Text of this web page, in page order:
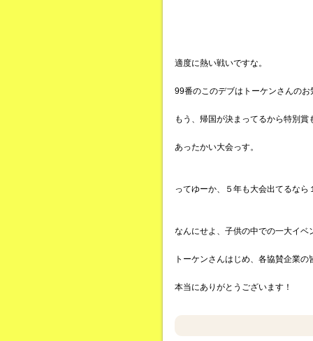
適度に熱い戦いですな。
99番のこのデブはトーケンさんのお
もう、帰国が決まってるから特別賞
あったかい大会っす。
ってゆーか、５年も大会出てるな
なんにせよ、子供の中での一大イベ
トーケンさんはじめ、各協賛企業の
本当にありがとうございます！